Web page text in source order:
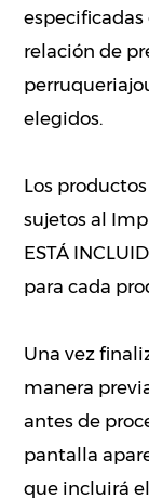
relación de
elegidos.
Los
sujetos al
ESTÁ
para cada
Una vez
manera
antes de
pantalla
que incluirá